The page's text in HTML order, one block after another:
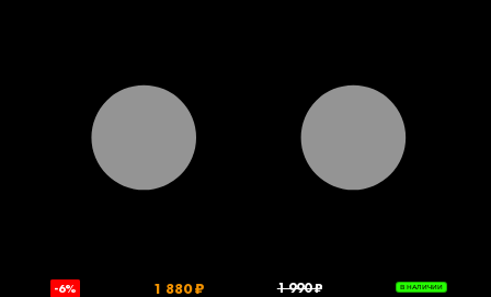
-6% 1 880 ₽ 1 990 ₽ В НАЛИЧИИ